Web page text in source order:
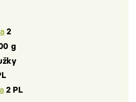
2
g
2 PL